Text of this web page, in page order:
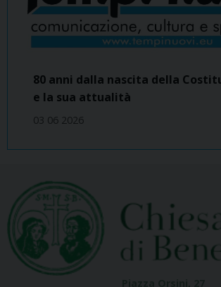
80 anni dalla nascita della
e la sua attualità
03 06 2026